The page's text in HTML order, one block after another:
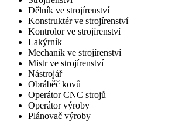
Dělník ve strojírenství
Konstruktér ve strojírenství
Kontrolor ve strojírenství
Lakýrník
Mechanik ve strojírenství
Mistr ve strojírenství
Nástrojář
Obráběč kovů
Operátor CNC strojů
Operátor výroby
Plánovač výroby